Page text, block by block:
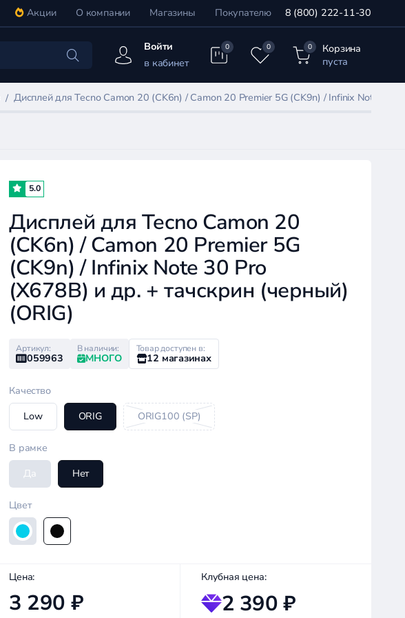
Акции О компании Магазины Покупателю 8 (800) 222-11-30
Войти
в кабинет
0 0 0
Корзина
пуста
Дисплей для Tecno Camon 20 (CK6n) / Camon 20 Premier 5G (CK9n) / Infinix Note 30
5.0
Дисплей для Tecno Camon 20
(CK6n) / Camon 20 Premier 5G
(CK9n) / Infinix Note 30 Pro
(X678B) и др. + тачскрин (черный)
(ORIG)
Артикул:
059963
В наличии:
МНОГО
Товар доступен в:
12 магазинах
Качество
Low
ORIG ORIG100 (SP)
В рамке
Да
Нет
Цвет
Цена:
3 290 ₽
Клубная цена:
2 390 ₽